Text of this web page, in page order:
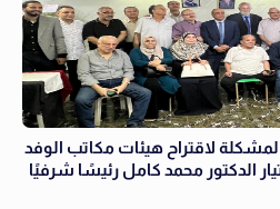
المشكلة لاقتراح هيئات مكاتب الوفد
الدكتور محمد كامل رئيسًا شرفيًا